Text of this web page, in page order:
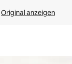
Original anzeigen